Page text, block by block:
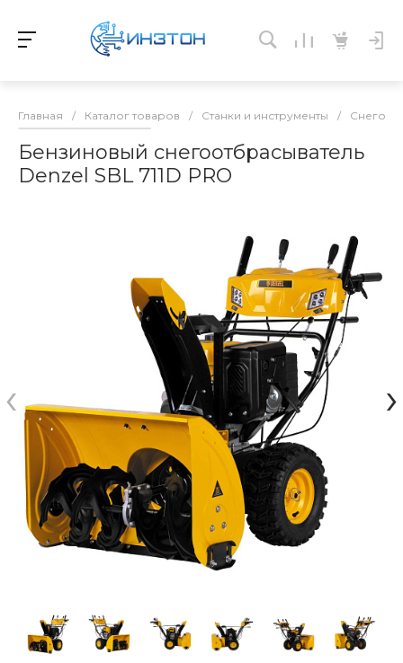
Главная / Каталог товаров / Станки и инструменты /
Бензиновый снегоотбрасыватель
Denzel SBL 711D PRO
‹ ›